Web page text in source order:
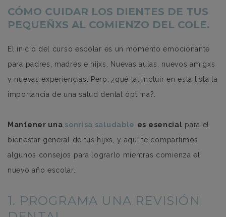
CÓMO CUIDAR LOS DIENTES DE TUS
PEQUEÑXS AL COMIENZO DEL COLE.
El inicio del curso escolar es un momento emocionante
para padres, madres e hijxs. Nuevas aulas, nuevos amigxs
y nuevas experiencias. Pero, ¿qué tal incluir en esta lista la
importancia de una salud dental óptima?.
Mantener una sonrisa saludable es esencial para el
bienestar general de tus hijxs, y aquí te compartimos
algunos consejos para lograrlo mientras comienza el
nuevo año escolar.
1. PROGRAMA UNA REVISIÓN